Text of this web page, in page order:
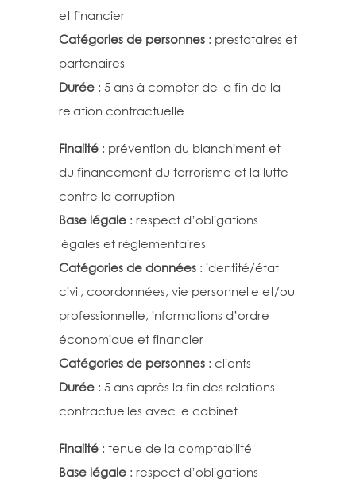
et financier
Catégories de personnes : prestataires et
partenaires
Durée : 5 ans à compter de la fin de la
relation contractuelle
Finalité : prévention du blanchiment et
du financement du terrorisme et la lutte
contre la corruption
Base légale : respect d’obligations
légales et réglementaires
Catégories de données : identité/état
civil, coordonnées, vie personnelle et/ou
professionnelle, informations d’ordre
économique et financier
Catégories de personnes : clients
Durée : 5 ans après la fin des relations
contractuelles avec le cabinet
Finalité : tenue de la comptabilité
Base légale : respect d’obligations